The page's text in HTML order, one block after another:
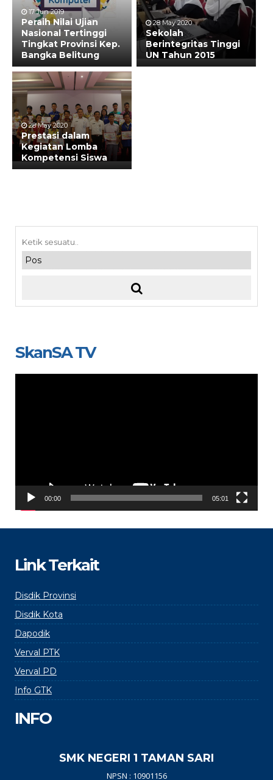
17 Jun 2019
Peraih Nilai Ujian
Nasional Tertinggi
Tingkat Provinsi Kep.
Bangka Belitung
28 May 2020
Sekolah
Berintegritas Tinggi
UN Tahun 2015
28 May 2020
Prestasi dalam
Kegiatan Lomba
Kompetensi Siswa
SkanSA TV
00:00 05:01
Link Terkait
Disdik Provinsi
Disdik Kota
Dapodik
Verval PTK
Verval PD
Info GTK
INFO
SMK NEGERI 1 TAMAN SARI
NPSN : 10901156